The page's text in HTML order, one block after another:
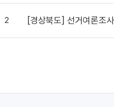
2 [경상북도] 선거여론조